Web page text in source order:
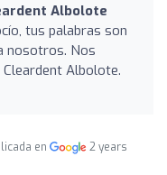
Albolote
tus palabras son
nosotros. Nos
Albolote.
en
2 years